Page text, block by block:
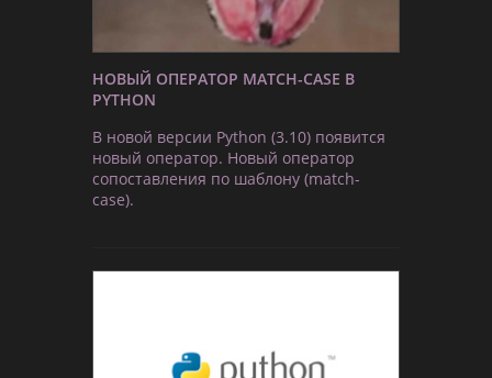
НОВЫЙ ОПЕРАТОР MATCH-CASE В
PYTHON
В новой версии Python (3.10) появится
новый оператор. Новый оператор
сопоставления по шаблону (match-
case).